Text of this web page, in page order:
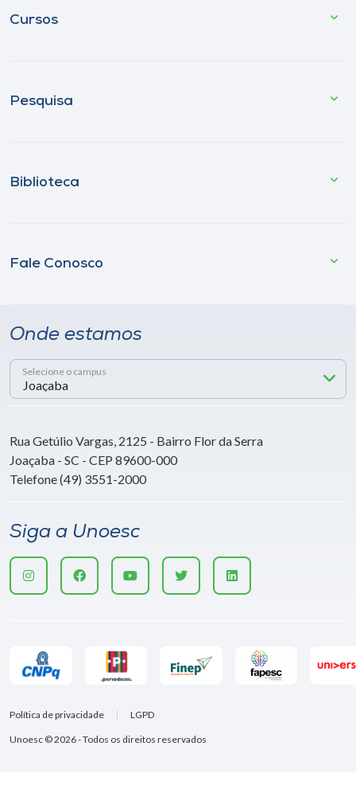
Cursos
Pesquisa
Biblioteca
Fale Conosco
Onde estamos
Selecione o campus
Rua Getúlio Vargas, 2125 - Bairro Flor da Serra
Joaçaba - SC - CEP 89600-000
Telefone (49) 3551-2000
Siga a Unoesc
Unoesc © 2026 - Todos os direitos reservados
Política de privacidade LGPD